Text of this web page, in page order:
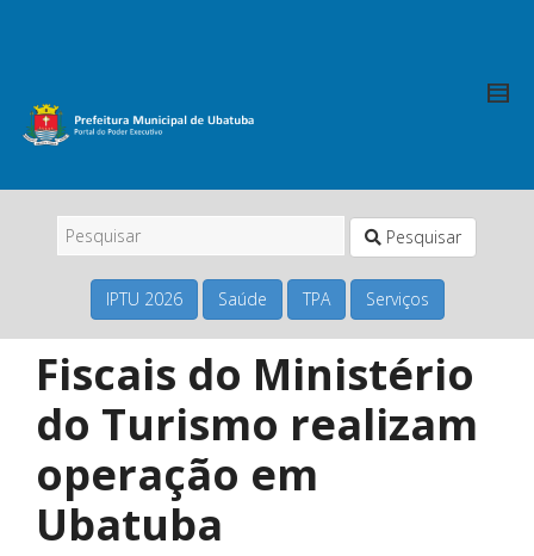
Pesquisar
IPTU 2026 Saúde TPA Serviços
Fiscais do Ministério
do Turismo realizam
operação em
Ubatuba